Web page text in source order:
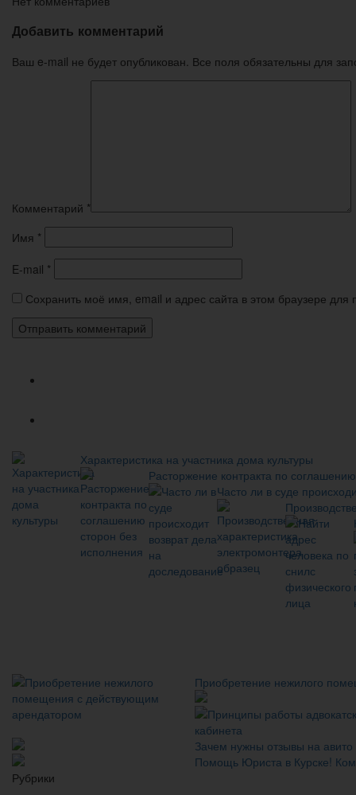
Добавить комментарий
Ваш e-mail не будет опубликован. Все поля обязательны для
Комментарий *
Имя *
E-mail *
Сохранить моё имя, email и адрес сайта в этом браузере
Характеристика на участника дома культуры
Расторжение контракта по
Часто ли в суде
Приобретение нежилого
Зачем нужны отзывы на авито
Помощь Юриста в Курске!
Рубрики